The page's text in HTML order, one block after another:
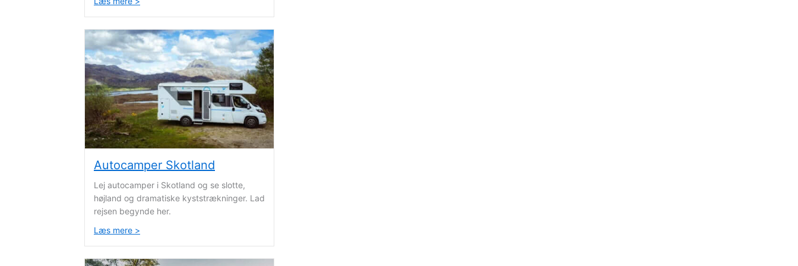
Autocamper Skotland
Lej autocamper i Skotland og se slotte,
højland og dramatiske kyststrækninger. Lad
rejsen begynde her.
Læs mere >